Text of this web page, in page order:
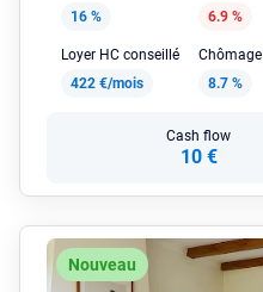
16 %
6.9 %
Loyer HC conseillé
422 €/mois
Chômage
8.7 %
Cash flow
10 €
Nouveau